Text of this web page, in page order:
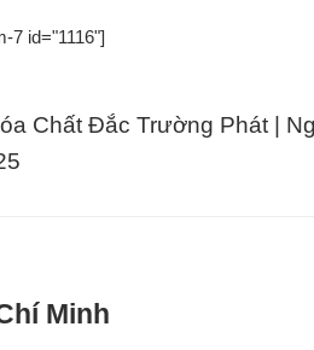
7 id="1116"]
Chất Đắc Trường Phát |
Minh